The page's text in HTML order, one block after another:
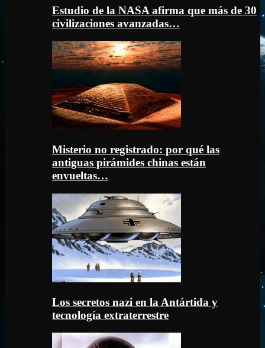
Estudio de la NASA afirma que más de 30
civilizaciones avanzadas…
Misterio no registrado: por qué las
antiguas pirámides chinas están
envueltas…
Los secretos nazi en la Antártida y
tecnología extraterrestre